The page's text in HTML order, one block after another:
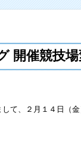
開催競技
、２月１４日（